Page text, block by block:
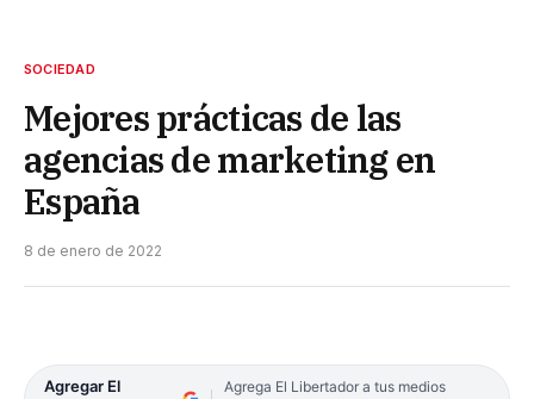
SOCIEDAD
Mejores prácticas de las
agencias de marketing en
España
8 de enero de 2022
Agregar El
Agrega El Libertador a tus medios